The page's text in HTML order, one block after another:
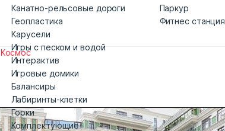
Канатно-рельсовые дороги
Геопластика
Карусели
Игры с песком и водой
Интерактив
Игровые домики
Балансиры
Лабиринты-клетки
Горки
Комплектующие
Паркур
Фитнес станция
Космос